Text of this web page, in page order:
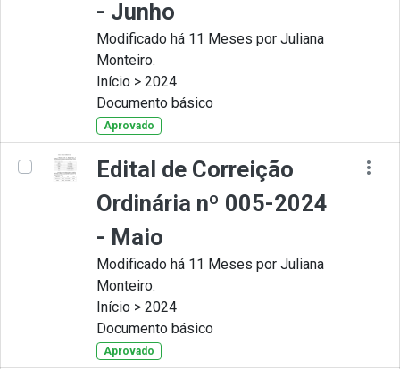
- Junho
Modificado há 11 Meses por Juliana
Monteiro.
Início > 2024
Documento básico
Aprovado
Edital de Correição
Ordinária nº 005-2024
- Maio
Modificado há 11 Meses por Juliana
Monteiro.
Início > 2024
Documento básico
Aprovado